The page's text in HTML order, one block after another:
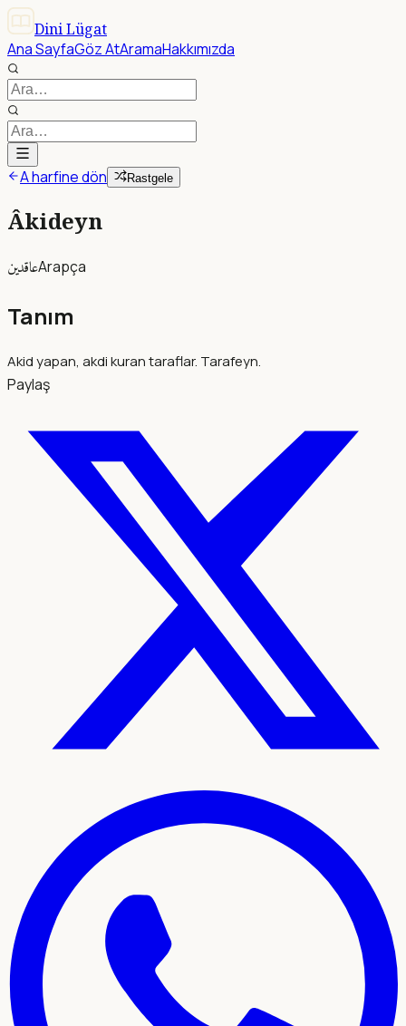
Dini Lügat
Ana SayfaGöz AtAramaHakkımızda
A harfine dön Rastgele
Âkideyn
عاقدينArapça
Tanım
Akid yapan, akdi kuran taraflar. Tarafeyn.
Paylaş